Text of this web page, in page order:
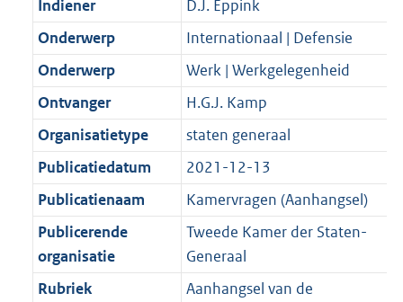
t
a
t
K
b
2
K
b
Indiener
D.J. Eppink
Onderwerp
Internationaal | Defensie
Onderwerp
Werk | Werkgelegenheid
Ontvanger
H.G.J. Kamp
Organisatietype
staten generaal
Publicatiedatum
2021-12-13
Publicatienaam
Kamervragen (Aanhangsel)
Publicerende
organisatie
Tweede Kamer der Staten-
Generaal
Rubriek
Aanhangsel van de